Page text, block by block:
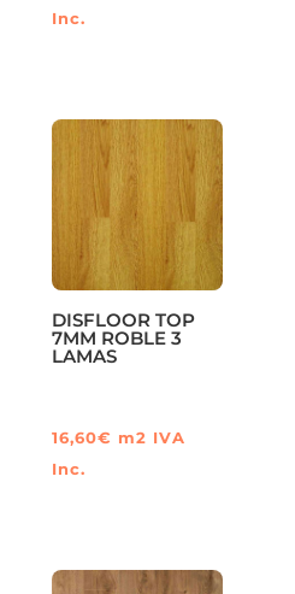
Inc.
DISFLOOR TOP
7MM ROBLE 3
LAMAS
16,60€ m2 IVA
Inc.